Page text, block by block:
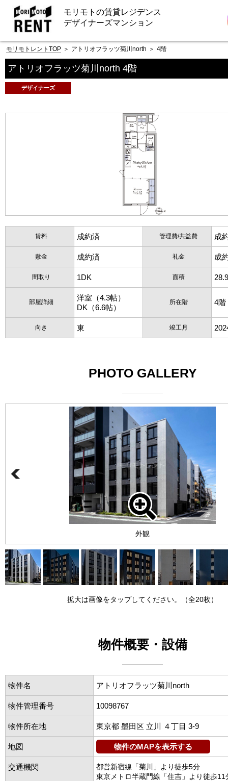
モリモトの賃貸レジデンス
デザイナーズマンション
モリモトレントTOP ＞ アトリオフラッツ菊川north ＞ 4階
アトリオフラッツ菊川north 4階
デザイナーズ
賃料 成約済 管理費/共益費 成
敷金 成約済 礼金 成
間取り 1DK 面積
部屋詳細
洋室（4.3帖）
DK（6.6帖）
所在階 4階
向き 東 竣工月
PHOTO GALLERY
外観
拡大は画像をタップしてください。（全20枚）
物件概要・設備
物件名 アトリオフラッツ菊川north
物件管理番号 10098767
物件所在地 東京都 墨田区 立川 ４丁目 3-9
地図 物件のMAPを表示する
交通機関
都営新宿線「菊川」より徒歩5分
東京メトロ半蔵門線「住吉」より徒歩11